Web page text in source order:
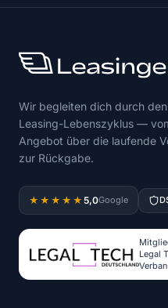
Wir begleiten dich durch
Leasing-Lebenszyklus —
Angebot über die laufende
zur Rückgabe.
★★★★★ 5,0Google
Legal